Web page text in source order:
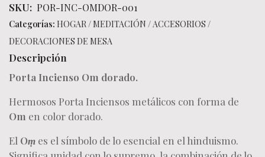
SKU: POR-INC-OMDOR-001
Categorías: HOGAR/ MEDITACIÓN /ACCESORIOS /
DECORACIONES DE MESA
Descripción
Porta Incienso Om dorado.
Hermosos Porta Inciensos metálicos con forma de
Om en color dorado.
El Oṃ es el símbolo de lo esencial en el hinduismo.